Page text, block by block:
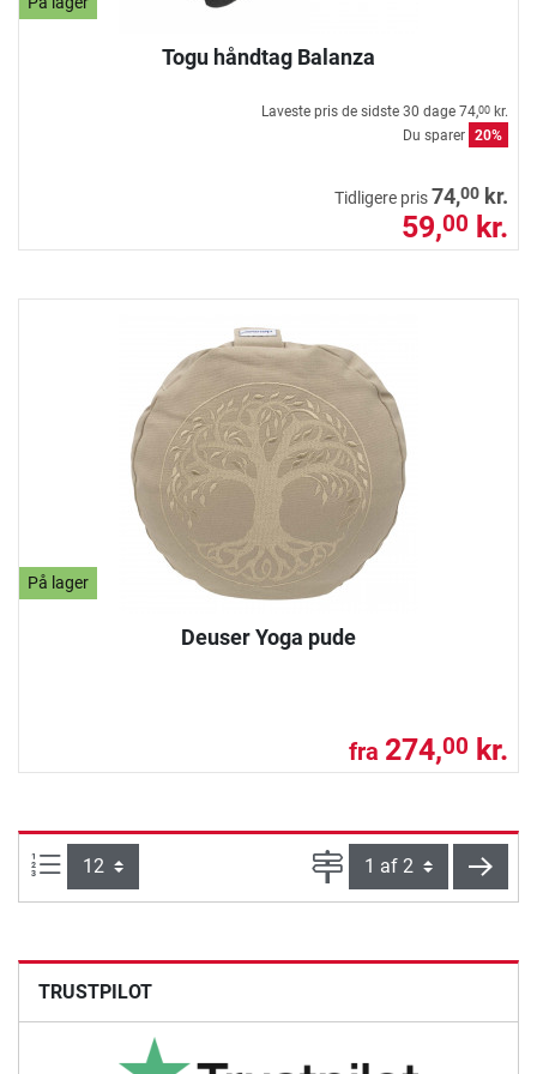
Togu håndtag Balanza
Laveste pris de sidste 30 dage 74,00 kr.
Du sparer 20%
Tidligere pris74,00 kr.
59,00 kr.
På lager
Deuser Yoga pude
fra 274,00 kr.
Artikel pr. side: Side
TRUSTPILOT